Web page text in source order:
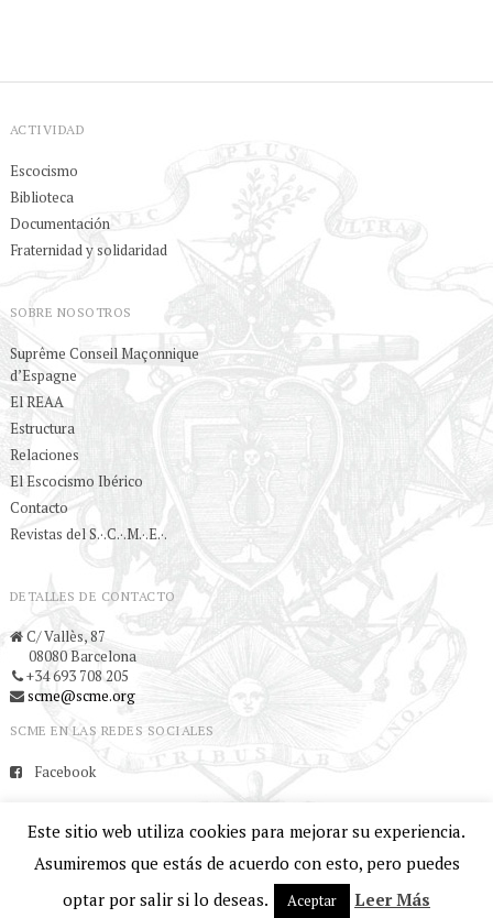
ACTIVIDAD
Escocismo
Biblioteca
Documentación
Fraternidad y solidaridad
SOBRE NOSOTROS
Suprême Conseil Maçonnique
d’Espagne
El REAA
Estructura
Relaciones
El Escocismo Ibérico
Contacto
Revistas del S.·.C.·.M.·.E.·.
DETALLES DE CONTACTO
C/ Vallès, 87
08080 Barcelona
+34 693 708 205
scme@scme.org
SCME EN LAS REDES SOCIALES
Facebook
© 2017 Supremo Consejo Masónico de
España. Todos los derechos reservados |
Aviso Legal
Este sitio web utiliza cookies para mejorar su experiencia.
Asumiremos que estás de acuerdo con esto, pero puedes
optar por salir si lo deseas.
Aceptar Leer Más